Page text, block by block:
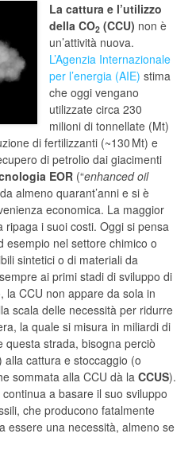
La cattura e l’utilizzo
della CO2(CCU) non è
un’attività nuova.
L’Agenzia Internazionale
per l’energia (AIE) stima
che oggi vengano
utilizzate circa 230
milioni di tonnellate (Mt)
di fertilizzanti (~130 Mt) e
di petrolio dai giacimenti
EOR (“enhanced oil
almeno quarant’anni e si è
economica. La maggior
i suoi costi. Oggi si pensa
esempio nel settore chimico o
sintetici o di materiali da
ai primi stadi di sviluppo di
la CCU non appare da sola in
scala delle necessità per ridurre
la quale si misura in miliardi di
questa strada, bisogna perciò
cattura e stoccaggio (o
sommata alla CCU dà la CCUS).
a basare il suo sviluppo
che producono fatalmente
essere una necessità, almeno se